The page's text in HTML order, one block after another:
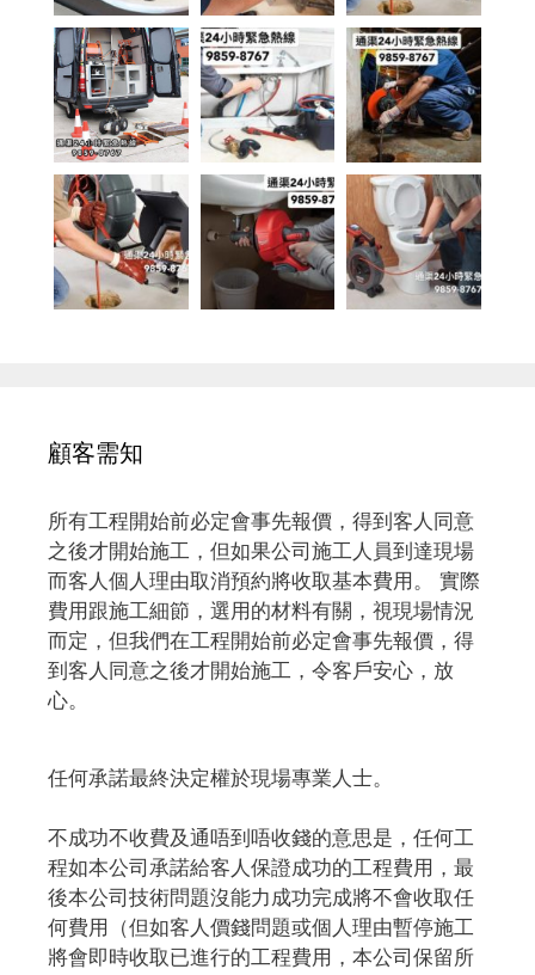
顧客需知
所有工程開始前必定會事先報價，得到客人同意
之後才開始施工，但如果公司施工人員到達現場
而客人個人理由取消預約將收取基本費用。 實際
費用跟施工細節，選用的材料有關，視現場情況
而定，但我們在工程開始前必定會事先報價，得
到客人同意之後才開始施工，令客戶安心，放
心。
任何承諾最終決定權於現場專業人士。
不成功不收費及通唔到唔收錢的意思是，任何工
程如本公司承諾給客人保證成功的工程費用，最
後本公司技術問題沒能力成功完成將不會收取任
何費用（但如客人價錢問題或個人理由暫停施工
將會即時收取已進行的工程費用，本公司保留所